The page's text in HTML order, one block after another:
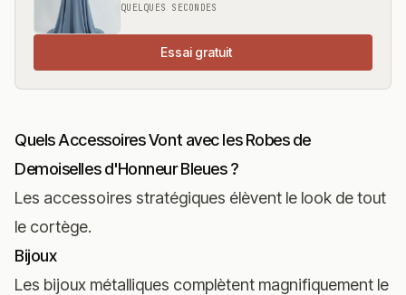
QUELQUES SECONDES
Essai gratuit
Quels Accessoires Vont avec les Robes de
Demoiselles d'Honneur Bleues ?
Les accessoires stratégiques élèvent le look de tout
le cortège.
Bijoux
Les bijoux métalliques complètent magnifiquement le